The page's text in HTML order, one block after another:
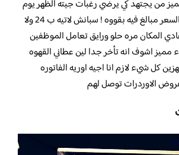
من يجتهد كي يرضي رغباتجيته الظهر يوم
الجمعه وكان فاضي السعر مبالغ فيه بقووه ! سبانش لاتيه ب 24 ولا
المكان مره حلو ورايق تعامل الموظفين
اشوف انه تأخر جدا لين عطاني القهوه
كل شيء لازم انا اجيه اوريه الفاتوره
الاوردرات توصل لهم